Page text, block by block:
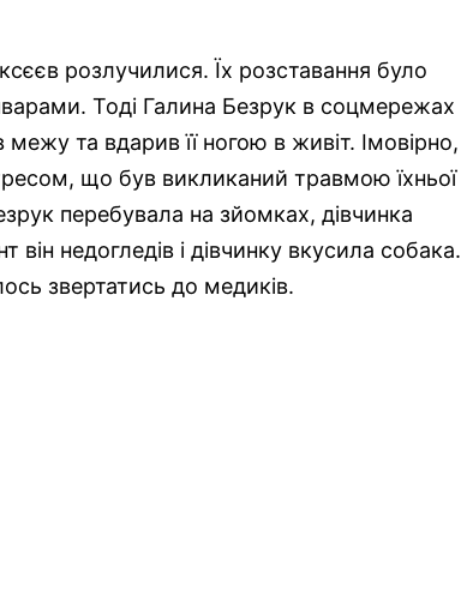
розлучилися. Їх розставання було
Тоді Галина Безрук в соцмережах
та вдарив її ногою в живіт. Імовірно,
що був викликаний травмою їхньої
перебувала на зйомках, дівчинка
недогледів і дівчинку вкусила собака.
звертатись до медиків.